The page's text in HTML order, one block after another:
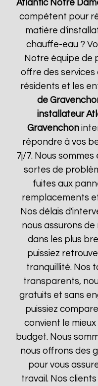
Atlantic Notre
compétent pour
matière
chauffe-eau ?
Notre équipe de
offre des services
résidents et les
de
installateur
Gravenchon
répondre à vos
7j/7. Nous
sortes de
fuites aux
remplacements
Nos délais
nous assurons
dans les plus
puissiez
tranquillité. Nos
transparents,
gratuits et sans
puissiez
convient le
budget. Nous
nous offrons des
pour vous
travail. Nos